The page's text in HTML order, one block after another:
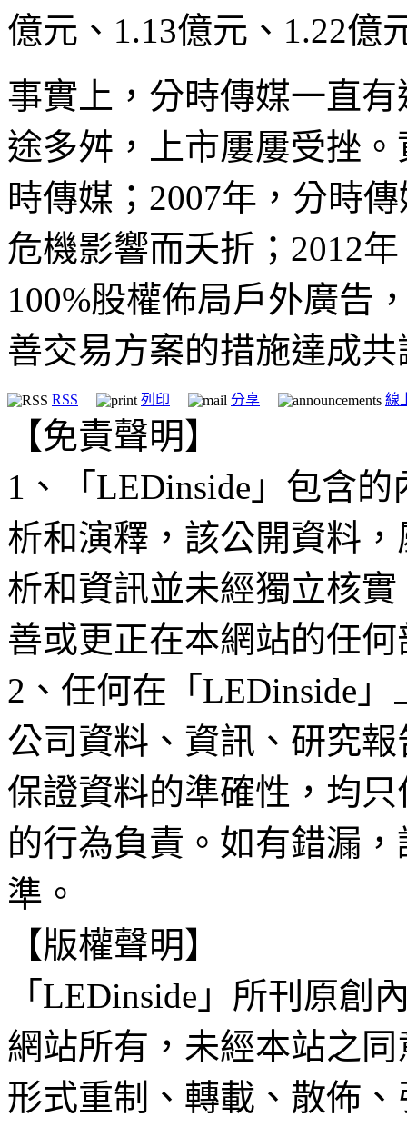
億元、1.13億元、1.22億
事實上，分時傳媒一直
途多舛，上市屢屢受挫
時傳媒；2007年，分時
危機影響而夭折；2012
100%股權佈局戶外廣告
善交易方案的措施達成
RSS 列印 分享 線
【免責聲明】
1、「LEDinside」包含
析和演釋，該公開資料
析和資訊並未經獨立核
善或更正在本網站的任
2、任何在「LEDinside
公司資料、資訊、研究
保證資料的準確性，均
的行為負責。如有錯漏
準。
【版權聲明】
「LEDinside」所刊原創
網站所有，未經本站之
形式重制、轉載、散佈